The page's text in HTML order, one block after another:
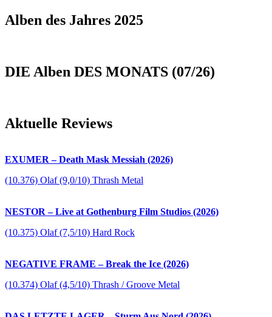
Alben des Jahres 2025
DIE Alben DES MONATS (07/26)
Aktuelle Reviews
EXUMER – Death Mask Messiah (2026)
(10.376) Olaf (9,0/10) Thrash Metal
NESTOR – Live at Gothenburg Film Studios (2026)
(10.375) Olaf (7,5/10) Hard Rock
NEGATIVE FRAME – Break the Ice (2026)
(10.374) Olaf (4,5/10) Thrash / Groove Metal